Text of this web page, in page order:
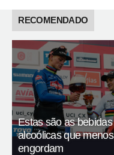
RECOMENDADO
Estas são as bebidas
alcoólicas que menos
engordam